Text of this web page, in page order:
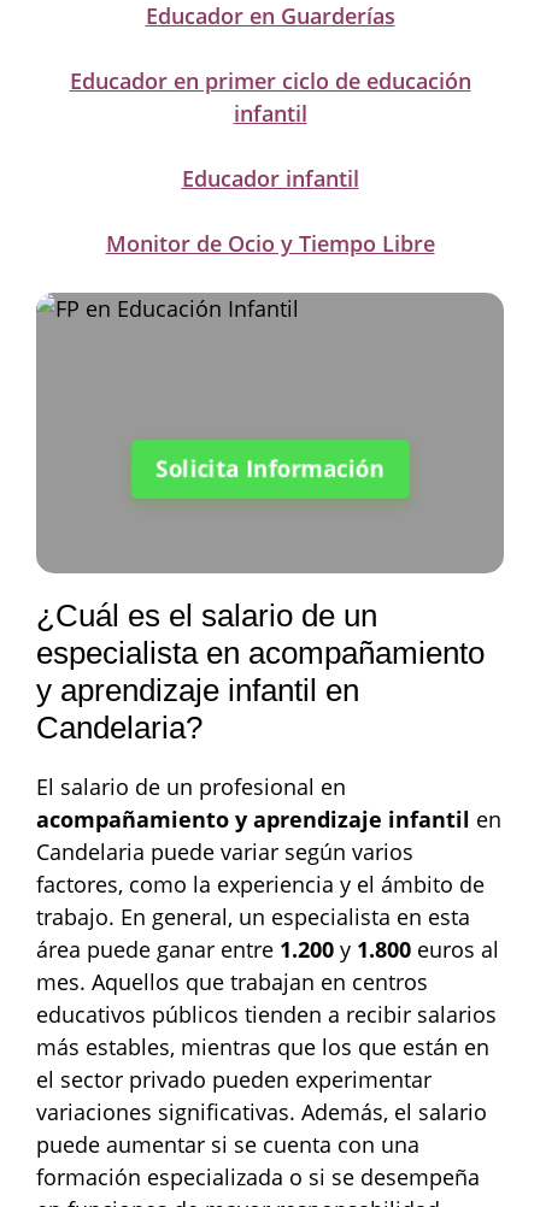
Educador en Guarderías
Educador en primer ciclo de educación
infantil
Educador infantil
Monitor de Ocio y Tiempo Libre
Solicita Información
¿Cuál es el salario de un
especialista en acompañamiento
y aprendizaje infantil en
Candelaria?
El salario de un profesional en
acompañamiento y aprendizaje infantil en
Candelaria puede variar según varios
factores, como la experiencia y el ámbito de
trabajo. En general, un especialista en esta
área puede ganar entre 1.200 y 1.800 euros al
mes. Aquellos que trabajan en centros
educativos públicos tienden a recibir salarios
más estables, mientras que los que están en
el sector privado pueden experimentar
variaciones significativas. Además, el salario
puede aumentar si se cuenta con una
formación especializada o si se desempeña